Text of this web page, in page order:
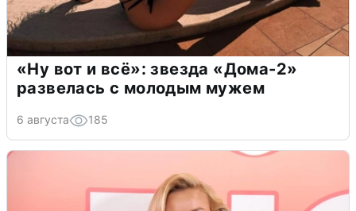
«Ну вот и всё»: звезда «Дома-2»
развелась с молодым мужем
6 августа 185